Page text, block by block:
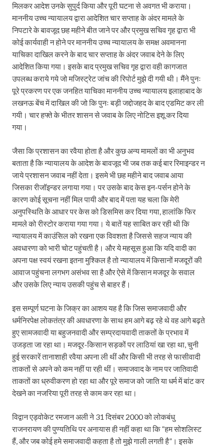
मिलकर आदेश उनके सुपुर्द किया और पूरी घटना से अवगत भी कराया।
माननीय उच्च न्यायालय द्वारा आदेशित चार सप्ताह के अंदर मामले के
निपटारे के बावजूद छह महीने बीत जाने पर और प्रमुख सचिव गृह द्वारा भी
कोई कार्यवाही न होने पर माननीय उच्च न्यायालय के समक्ष अवमानना
याचिका दाखिल करने के बाद चार सप्ताह के अंदर जवाब देने के लिए
आदेशित किया गया। इसके बाद प्रमुख सचिव गृह द्वारा वही कागजात
उपलब्ध कराये गये जो मजिस्ट्रेट जांच की रिपोर्ट मुझे दी गयी थी। मैंने पुनः
पूरे प्रकरण पर एक जनहित याचिका माननीय उच्च न्यायालय इलाहाबाद के
लखनऊ बेंच में दाखिल की जो कि पुनः बड़ी जद्दोजहद के बाद एडमिट कर ली
गयी। चार हफ्ते के भीतर शासन से जवाब के लिए नोटिस इशू कर दिया
गया।
जैसा कि प्रशासन का रवैया होता है और कुछ अन्य मामलों का भी अनुभव
बताता है कि न्यायालय के आदेश के बावजूद भी जब तक कई बार रिमाइन्डर न
जाये प्रशासन जवाब नहीं देता। इसमे भी छह महीने बाद जवाब आया
जिसका रीजॉइन्डर लगाया गया। पर उसके बाद केस इन-पर्सन होने के
कारण कोई सूचना नहीं मिल पायी और बाद में पता यह चला कि मेरी
अनुपस्थिति के आधार पर केस को डिसमिस कर दिया गया, हालांकि फिर
मामले को रीस्टोर कराया गया गया। ये बातें यह साबित कर रही थी कि
न्यायालय में काउंसिल को रखना एक विवशता है जिससे सहज न्याय की
अवधारणा को भारी चोट पहुंचती है। और ये महसूस हुआ कि यदि वादी का
अपना पक्ष स्वयं रखना इतना मुश्किल है तो न्यायालय में किसानों मजदूरों की
आवाज पहुंचना लगभग असंभव सा है और ऐसे में किसान मजदूर के सवाल
और उसके लिए न्याय उसकी पहुंच से बाहर हैं।
इस सम्पूर्ण घटना के जिक्र का आशय यह है कि जिस समाजवादी और
धर्मनिरपेक्ष लोकतंत्र की अवधारणा के साथ हम आगे बढ़ रहे थे वह आगे बढ़ते
हुए सामजवादी या बहुजनवादी और सम्प्रदायवादी ताकतों के प्रभाव में
उजड़ता जा रहा था। मजदूर-किसान सड़कों पर लाठियां खा रहा था, चुनी
हुई सरकारें तानाशाही रवैया अपना ली थीं और किसी भी तरह से फासीवादी
ताकतों से अपने को कम नहीं पा रही थीं। समाजवाद के नाम पर जातिवादी
ताकतों का ध्रुवीकरण हो रहा था और पूरे समाज को जाति या धर्म में बांट कर
देखने का नजरिया पूरी तरह से काम कर रहा था।
विद्वान एड्वोकेट रमजान अली ने 31 दिसंबर 2000 को लोकबंधु
राजनरायण की पुण्यतिथि पर अनायास ही नहीं कहा था कि “हम सोशलिस्ट
हैं, और जब कोई हमे समाजवादी कहता है तो मुझे गाली लगती है”। इसके